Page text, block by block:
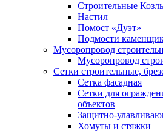
Строительные
Настил
Помост «Дуэт»
Подмости
Мусоропровод
Мусоропровод
Сетки строительные,
Сетка фасадная
Сетки для
объектов
Защитно-
Хомуты и стяжки